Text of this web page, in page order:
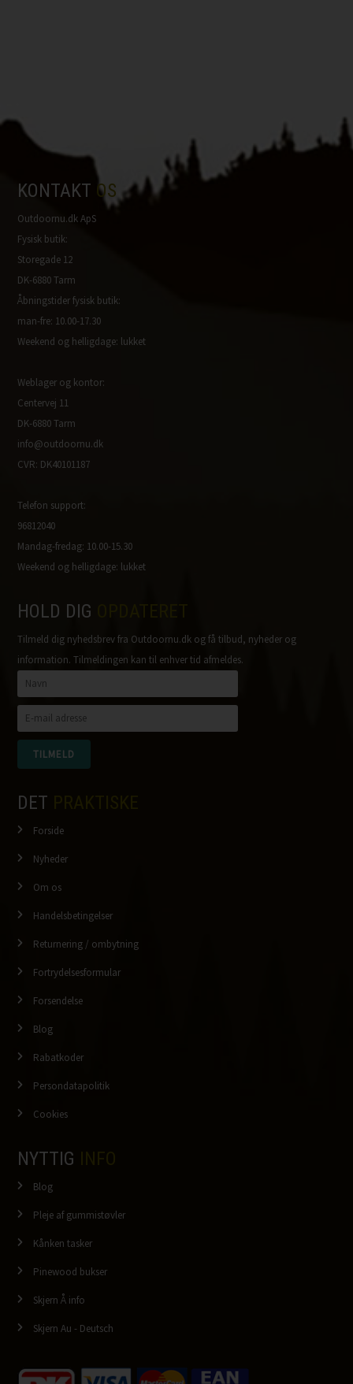
KONTAKT OS
Outdoornu.dk ApS
Fysisk butik:
Storegade 12
DK-6880 Tarm
Åbningstider fysisk butik:
man-fre: 10.00-17.30
Weekend og helligdage: lukket
Weblager og kontor:
Centervej 11
DK-6880 Tarm
info@outdoornu.dk
CVR: DK40101187
Telefon support:
96812040
Mandag-fredag: 10.00-15.30
Weekend og helligdage: lukket
HOLD DIG
Tilmeld dig nyhedsbrev fra Outdoornu.dk og få tilbud, nyheder og
information. Tilmeldingen kan til enhver tid afmeldes.
DET
Forside
Nyheder
Om os
Handelsbetingelser
Returnering / ombytning
Fortrydelsesformular
Forsendelse
Blog
Rabatkoder
Persondatapolitik
Cookies
NYTTIG
Blog
Pleje af gummistøvler
Kånken tasker
Pinewood bukser
Skjern Å info
Skjern Au - Deutsch